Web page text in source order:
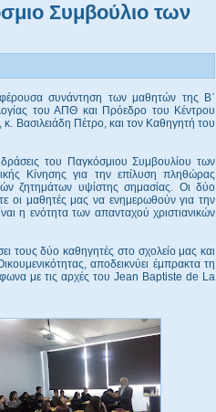
Συμβούλιο των
συνάντηση των μαθητών της Β΄
του ΑΠΘ και Πρόεδρο του Κέντρου
Βασιλειάδη Πέτρο, και τον Καθηγητή του
του Παγκόσμιου Συμβουλίου των
Κίνησης για την επίλυση πληθώρας
ζητημάτων υψίστης σημασίας. Οι δύο
οι μαθητές μας να ενημερωθούν για την
η ενότητα των απανταχού χριστιανικών
τους δύο καθηγητές στο σχολείο μας και
αποδεικνύει έμπρακτα τη
με τις αρχές του Jean Baptiste de La